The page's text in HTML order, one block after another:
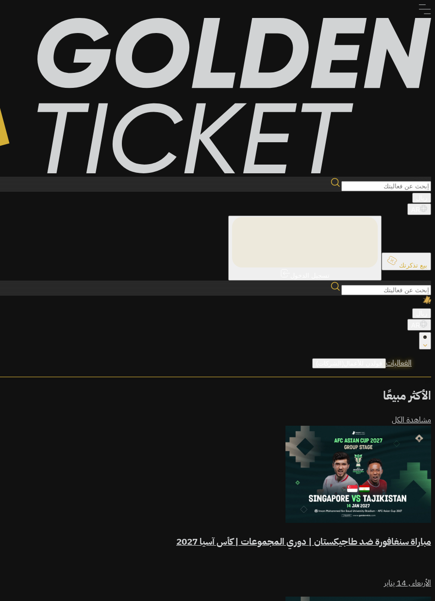
بيع تذكرتك
الفعاليات
الأكثر مبيعًا
مشاهدة الكل
مباراة سنغافورة ضد طاجيكستان | دوري المجموعات | كأس آسيا 2027
الأربعاء ,14 يناير